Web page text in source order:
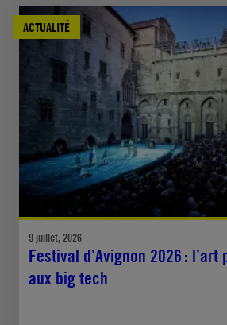
ACTUALITÉ
9 juillet, 2026
Festival d’Avignon 2026 :
aux big tech